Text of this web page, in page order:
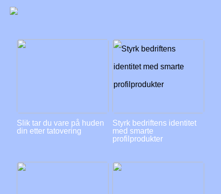
Slik tar du vare på huden
din etter tatovering
Styrk bedriftens identitet
med smarte
profilprodukter